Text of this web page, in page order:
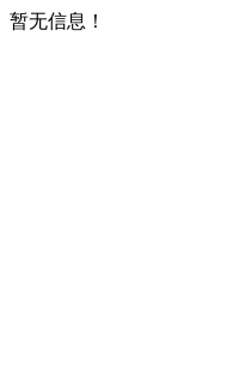
暂无信息！